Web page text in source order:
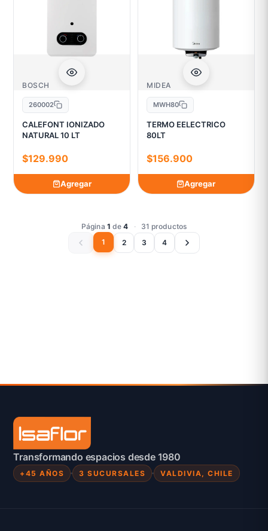
BOSCH
260002
CALEFONT IONIZADO
NATURAL 10 LT
$129.990
Agregar
MIDEA
MWH80
TERMO EELECTRICO
80LT
$156.900
Agregar
Página 1 de4 ·
31 productos
1
2 3 4
Transformando espacios desde 1980
+45 AÑOS 3 SUCURSALES VALDIVIA, CHILE